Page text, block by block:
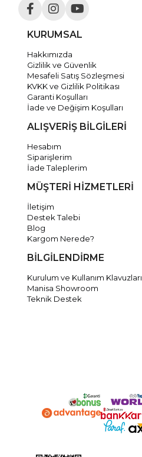
KURUMSAL
Hakkımızda
Gizlilik ve Güvenlik
Mesafeli Satış Sözleşmesi
KVKK ve Gizlilik Politikası
Garanti Koşulları
İade ve Değişim Koşulları
ALIŞVERİŞ BİLGİLERİ
Hesabım
Siparişlerim
İade Taleplerim
MÜŞTERİ HİZMETLERİ
İletişim
Destek Talebi
Blog
Kargom Nerede?
BİLGİLENDİRME
Kurulum ve Kullanım Klavuzları
Manisa Showroom
Teknik Destek